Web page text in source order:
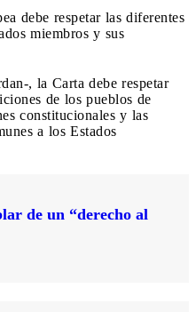
debe respetar las diferentes
miembros y sus
, la Carta debe respetar
de los pueblos de
constitucionales y las
a los Estados
de un “derecho al